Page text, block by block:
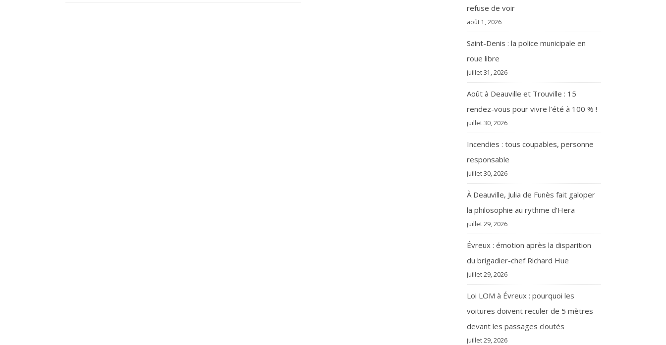
refuse de voir
août 1, 2026
Saint-Denis : la police municipale en
roue libre
juillet 31, 2026
Août à Deauville et Trouville : 15
rendez-vous pour vivre l’été à 100 % !
juillet 30, 2026
Incendies : tous coupables, personne
responsable
juillet 30, 2026
À Deauville, Julia de Funès fait galoper
la philosophie au rythme d’Hera
juillet 29, 2026
Évreux : émotion après la disparition
du brigadier-chef Richard Hue
juillet 29, 2026
Loi LOM à Évreux : pourquoi les
voitures doivent reculer de 5 mètres
devant les passages cloutés
juillet 29, 2026